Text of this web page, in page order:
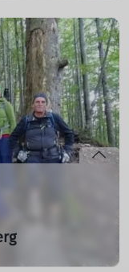
(Monika,
„unta da
Landendinger
siebenstündige